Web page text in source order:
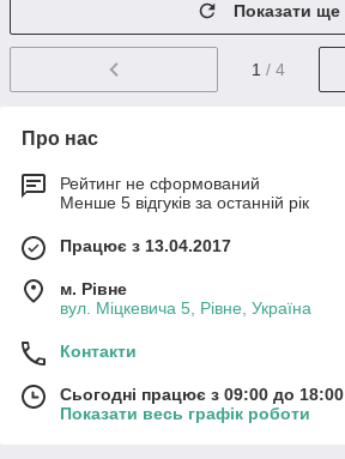
Показати ще
1 / 4
Про нас
Рейтинг не сформований
Менше 5 відгуків за останній рік
Працює з 13.04.2017
м. Рівне
вул. Міцкевича 5, Рівне, Україна
Контакти
Сьогодні працює з 09:00 до 18:00
Показати весь графік роботи